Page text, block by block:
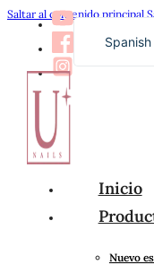
Saltar al contenido principal
Spanish
English
Arabic
Inicio
Nuevo